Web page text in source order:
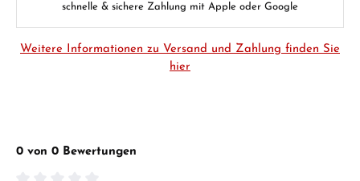
schnelle & sichere Zahlung mit Apple oder Google
Weitere Informationen zu Versand und Zahlung finden Sie
hier
0 von 0 Bewertungen